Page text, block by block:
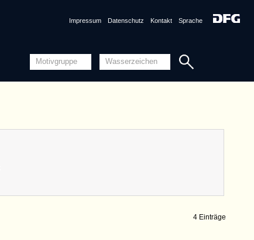
Impressum Datenschutz Kontakt Sprache
4 Einträge